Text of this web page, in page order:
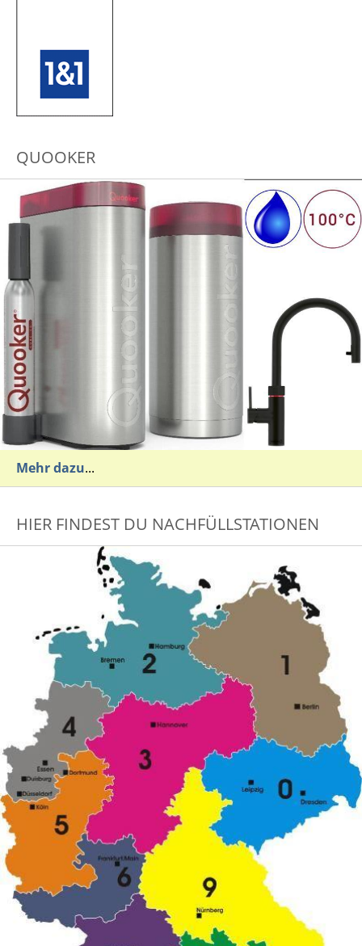
QUOOKER
Mehr dazu...
HIER FINDEST DU NACHFÜLLSTATIONEN